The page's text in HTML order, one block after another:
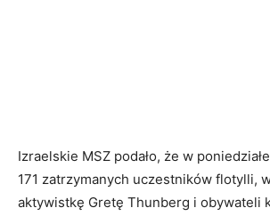
Izraelskie MSZ podało, że w
171 zatrzymanych uczestników flotylli,
aktywistkę Gretę Thunberg i obywateli